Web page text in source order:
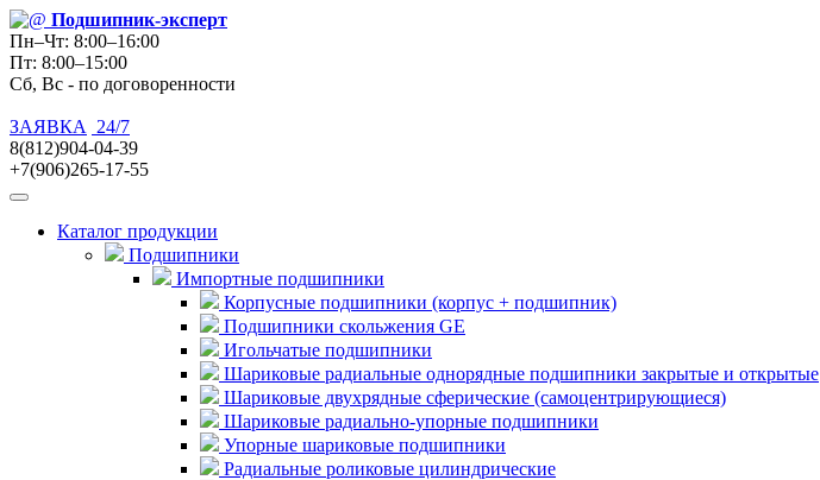
Подшипник-эксперт
Пн–Чт: 8:00–16:00
Пт: 8:00–15:00
Сб, Вс - по договоренности
ЗАЯВКА
24/7
8(812)904-04-39
+7(906)265-17-55
Каталог продукции
Подшипники
Импортные подшипники
Корпусные подшипники (корпус + подшипник)
Подшипники скольжения GE
Игольчатые подшипники
Шариковые радиальные однорядные подшипники закрытые и открытые
Шариковые двухрядные сферические (самоцентрирующиеся)
Шариковые радиально-упорные подшипники
Упорные шариковые подшипники
Радиальные роликовые цилиндрические